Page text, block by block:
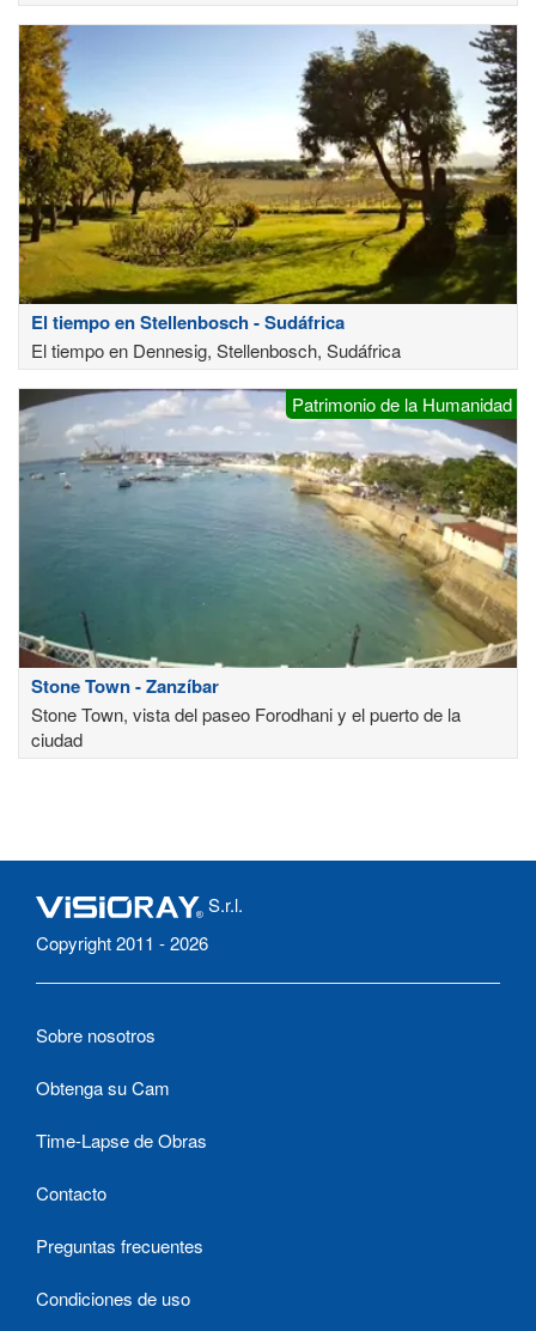
El tiempo en Stellenbosch - Sudáfrica
El tiempo en Dennesig, Stellenbosch, Sudáfrica
Patrimonio de la Humanidad
Stone Town - Zanzíbar
Stone Town, vista del paseo Forodhani y el puerto de la
ciudad
S.r.l.
Copyright 2011 - 2026
Sobre nosotros
Obtenga su Cam
Time-Lapse de Obras
Contacto
Preguntas frecuentes
Condiciones de uso